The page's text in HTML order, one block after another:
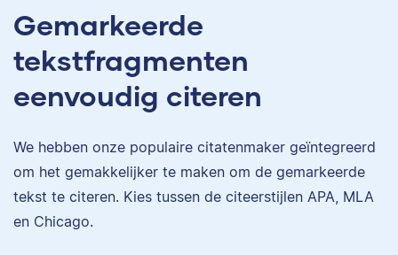
Gemarkeerde
tekstfragmenten
eenvoudig citeren
We hebben onze populaire citatenmaker geïntegreerd
om het gemakkelijker te maken om de gemarkeerde
tekst te citeren. Kies tussen de citeerstijlen APA, MLA
en Chicago.